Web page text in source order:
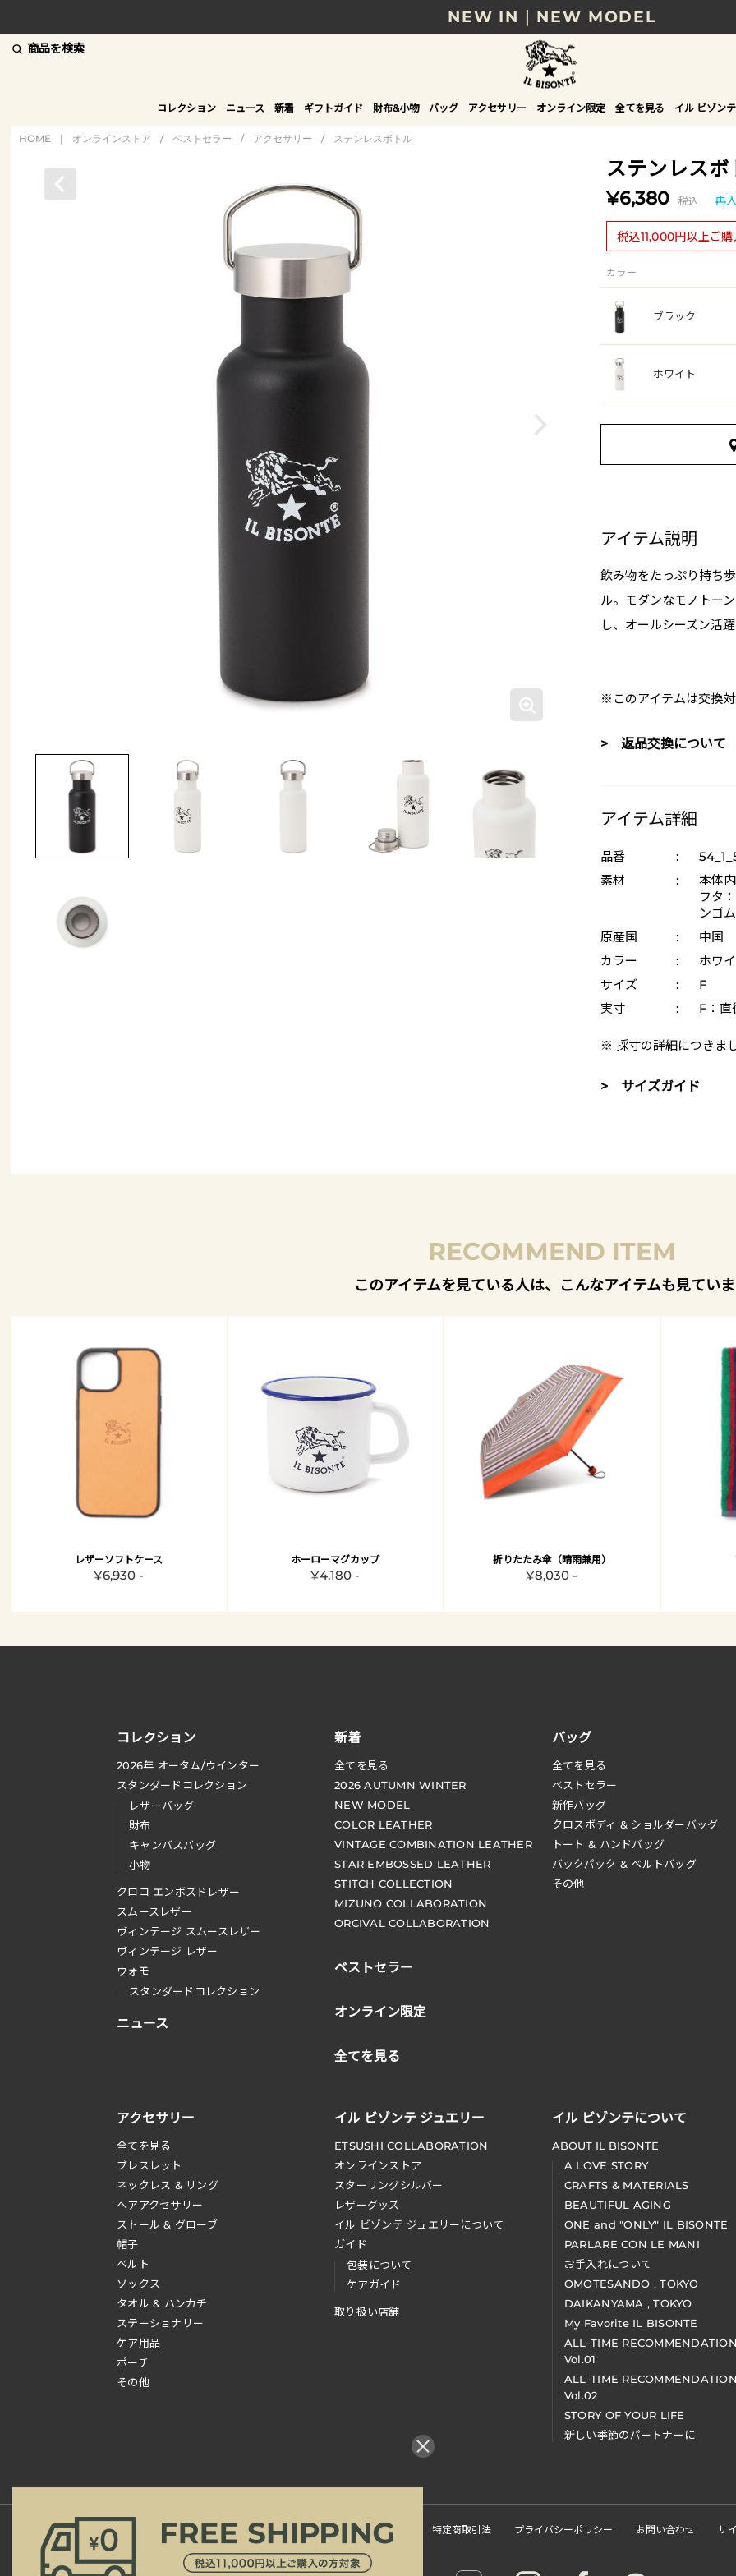
NEW IN｜NEW MODEL
8/17(月)10時まで｜税込11,000円以上で送料無
贈る相手やシーンから選べる、新しいギフトガ
NEW IN｜COLOR LEATHER
商品を検索
コレクション ニュース 新着 ギフトガイド 財布&小物 バッグ アクセサリー オンライン限定 全てを見る イル ビゾン
HOME | オンラインストア / ベストセラー / アクセサリー / ステンレスボトル
ステンレスボ
¥6,380 税込 再
税込11,000円以上ご
カラー
ブラック
ホワイト
アイテム説明
飲み物をたっぷり持ち
ル。モダンなモノトー
し、オールシーズン活
※このアイテムは交換
> 返品交換について
アイテム詳細
品番 :
素材
:
本体
フタ
ンゴム
原産国
:
中国
カラー
:
ホワ
サイズ
:
F
実寸
: F：直
※ 採寸の詳細につきま
> サイズガイド
RECOMMEND ITEM
このアイテムを見ている人は、こんなアイテムも見てい
レザーソフトケース
¥6,930 -
ホーローマグカップ
¥4,180 -
折りたたみ傘（晴雨兼用）
¥8,030 -
コレクション
2026年 オータム/ウインター
スタンダードコレクション
レザーバッグ
財布
キャンバスバッグ
小物
クロコ エンボスドレザー
スムースレザー
ヴィンテージ スムースレザー
ヴィンテージ レザー
ウォモ
スタンダードコレクション
ニュース
新着
全てを見る
2026 AUTUMN WINTER
NEW MODEL
COLOR LEATHER
VINTAGE COMBINATION LEATHER
STAR EMBOSSED LEATHER
STITCH COLLECTION
MIZUNO COLLABORATION
ORCIVAL COLLABORATION
ベストセラー
オンライン限定
全てを見る
バッグ
全てを見る
ベストセラー
新作バッグ
クロスボディ & ショルダーバッグ
トート & ハンドバッグ
バックパック & ベルトバッグ
その他
アクセサリー
全てを見る
ブレスレット
ネックレス & リング
へアアクセサリー
ストール & グローブ
帽子
ベルト
ソックス
タオル & ハンカチ
ステーショナリー
ケア用品
ポーチ
その他
イル ビゾンテ ジュエリー
ETSUSHI COLLABORATION
オンラインストア
スターリングシルバー
レザーグッズ
イル ビゾンテ ジュエリーについて
ガイド
包装について
ケアガイド
取り扱い店舗
イル ビゾンテについて
ABOUT IL BISONTE
A LOVE STORY
CRAFTS & MATERIALS
BEAUTIFUL AGING
ONE and "ONLY" IL BISONTE
PARLARE CON LE MANI
お手入れについて
OMOTESANDO , TOKYO
DAIKANYAMA , TOKYO
My Favorite IL BISONTE
ALL-TIME
Vol.01
ALL-TIME
Vol.02
STORY OF YOUR LIFE
新しい季節のパートナーに
新規会員登録 ご利用規約 ご利用ガイド よくある質問 特定商取引法 プライバシーポリシー お問い合わせ サ